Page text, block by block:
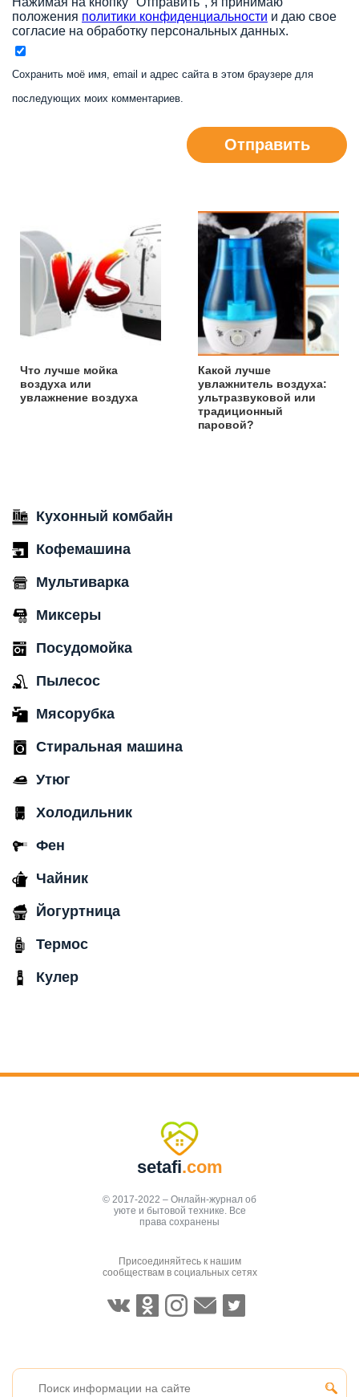
положения политики конфиденциальности и даю свое
согласие на обработку персональных данных.
Сохранить моё имя, email и адрес сайта в этом браузере для
последующих моих комментариев.
Отправить
Что лучше мойка
воздуха или
увлажнение воздуха
Какой лучше
увлажнитель воздуха:
ультразвуковой или
традиционный
паровой?
Кухонный комбайн
Кофемашина
Мультиварка
Миксеры
Посудомойка
Пылесос
Мясорубка
Стиральная машина
Утюг
Холодильник
Фен
Чайник
Йогуртница
Термос
Кулер
setafi.com
© 2017-2022 – Онлайн-журнал об
уюте и бытовой технике. Все
права сохранены
Присоединяйтесь к нашим
сообществам в социальных сетях